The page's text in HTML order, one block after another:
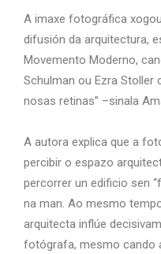
A imaxe fotográfica
difusión da arquitectura,
Movemento Moderno,
Schulman ou Ezra Stoller
nosas retinas” –sinala
A autora explica que a
percibir o espazo
percorrer un edificio sen
na man. Ao mesmo
arquitecta inflúe
fotógrafa, mesmo cando